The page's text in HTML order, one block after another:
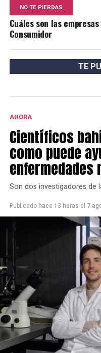
NO TE PIERDAS
Cuáles son las
Consumidor
TE
AHORA
Científicos
como puede
enfermedades
Son dos investigadores de
Publicado hace 13 horas el 7